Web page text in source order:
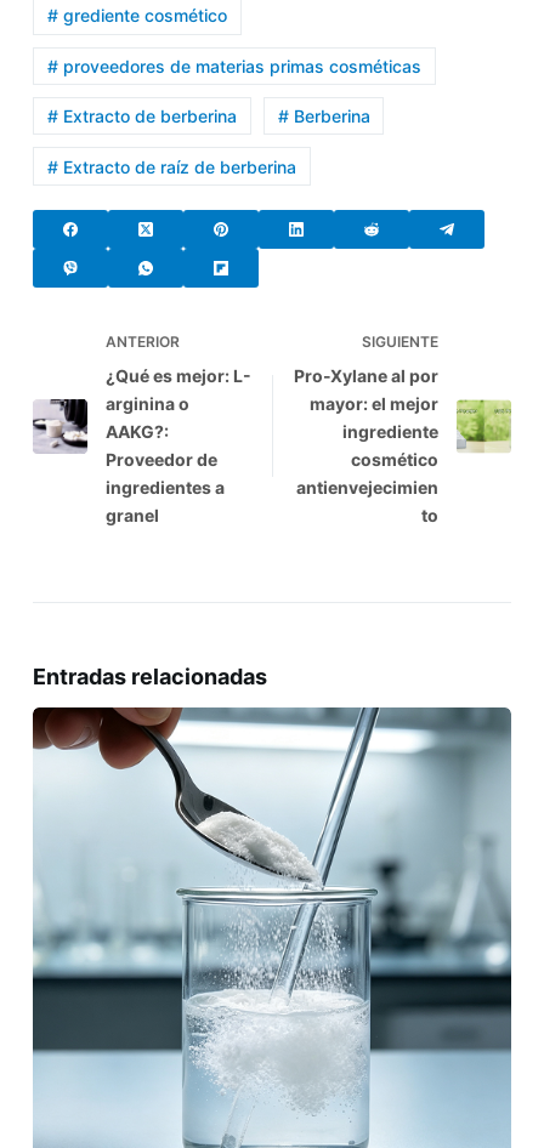
# grediente cosmético
# proveedores de materias primas cosméticas
# Extracto de berberina # Berberina
# Extracto de raíz de berberina
ANTERIOR
¿Qué es mejor: L-
arginina o
AAKG?:
Proveedor de
ingredientes a
granel
SIGUIENTE
Pro-Xylane al por
mayor: el mejor
ingrediente
cosmético
antienvejecimien
to
Entradas relacionadas